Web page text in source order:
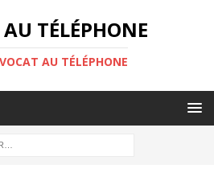
TÉLÉPHONE
AU TÉLÉPHONE